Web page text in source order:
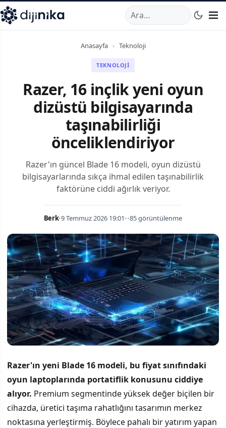
,Marmara Mahallesi,Beylikdüzü34520TRTelefon:0850
Anasayfa › Teknoloji
TEKNOLOJI
Razer, 16 inçlik yeni oyun
dizüstü bilgisayarında
taşınabilirliği
önceliklendiriyor
Razer'ın güncel Blade 16 modeli, oyun dizüstü
bilgisayarlarında sıkça ihmal edilen taşınabilirlik
faktörüne ciddi ağırlık veriyor.
Berk•9 Temmuz 2026 19:01••85 görüntülenme
Razer'ın yeni Blade 16 modeli, bu fiyat sınıfındaki
oyun laptoplarında portatiflik konusunu ciddiye
alıyor. Premium segmentinde yüksek değer biçilen bir
cihazda, üretici taşıma rahatlığını tasarımın merkez
noktasına yerleştirmiş. Böylece pahalı bir yatırım yapan